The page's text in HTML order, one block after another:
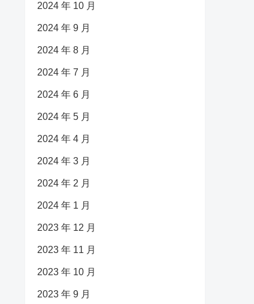
2024 年 10 月
2024 年 9 月
2024 年 8 月
2024 年 7 月
2024 年 6 月
2024 年 5 月
2024 年 4 月
2024 年 3 月
2024 年 2 月
2024 年 1 月
2023 年 12 月
2023 年 11 月
2023 年 10 月
2023 年 9 月